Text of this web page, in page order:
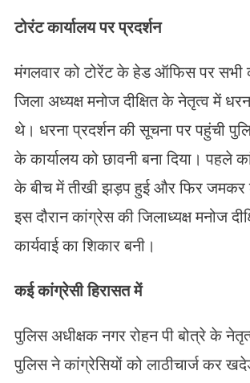
टोरंट कार्यालय पर प्रदर्शन
मंगलवार को टोरेंट के हेड ऑफिस पर सभी
जिला अध्यक्ष मनोज दीक्षित के नेतृत्व में
थे। धरना प्रदर्शन की सूचना पर पहुंची
के कार्यालय को छावनी बना दिया। पहले
के बीच में तीखी झड़प हुई और फिर जमकर
इस दौरान कांग्रेस की जिलाध्यक्ष मनोज
कार्यवाई का शिकार बनी।
कई कांग्रेसी हिरासत में
पुलिस अधीक्षक नगर रोहन पी बोत्रे के
पुलिस ने कांग्रेसियों को लाठीचार्ज कर